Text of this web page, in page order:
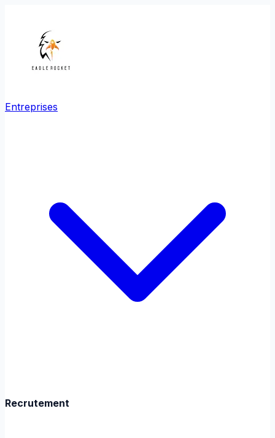
Entreprises
Recrutement